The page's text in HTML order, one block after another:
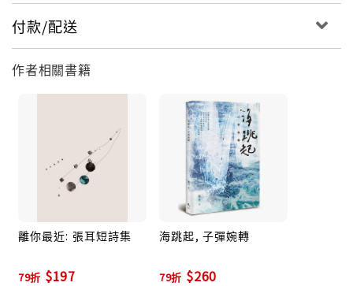
付款/配送
作者相關書籍
離你最近: 張耳短詩集
79折 $197
海跳起, 子彈婉轉
79折 $260